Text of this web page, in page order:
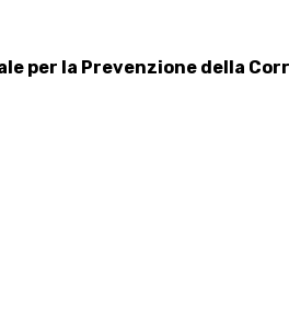
per la Prevenzione della